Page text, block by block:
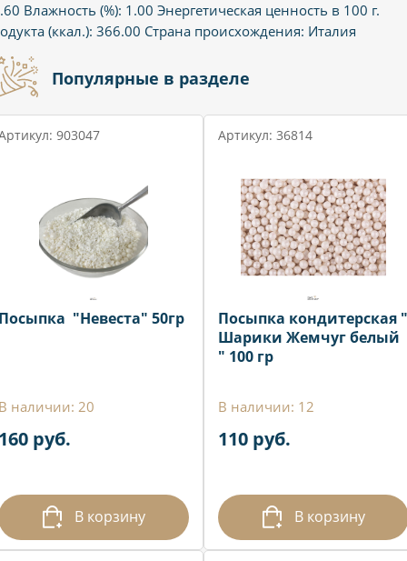
Влажность (%): 1.00 Энергетическая ценность в 100 г.
(ккал.): 366.00 Страна происхождения: Италия
Популярные в разделе
903047
"Невеста" 50гр
наличии: 20
руб.
В корзину
Артикул: 36814
Посыпка кондитерская "
Шарики Жемчуг белый
" 100 гр
В наличии: 12
110 руб.
В корзину